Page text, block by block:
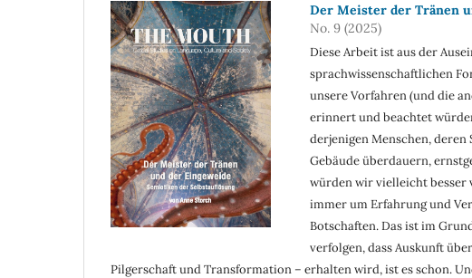
Der Meister der Tränen
No. 9 (2025)
Diese Arbeit ist aus der
sprachwissenschaftlichen
unsere Vorfahren (und die
erinnert und beachtet
derjenigen Menschen,
Gebäude überdauern,
würden wir vielleicht besser
immer um Erfahrung und
Botschaften. Das ist im
verfolgen, dass Auskunft
Pilgerschaft und Transformation – erhalten wird, ist es schon.